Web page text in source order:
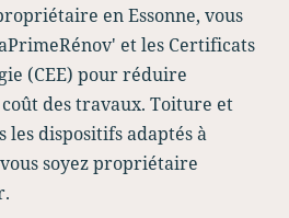
en Essonne, vous
et les Certificats
(CEE) pour réduire
des travaux. Toiture et
les dispositifs adaptés à
soyez propriétaire